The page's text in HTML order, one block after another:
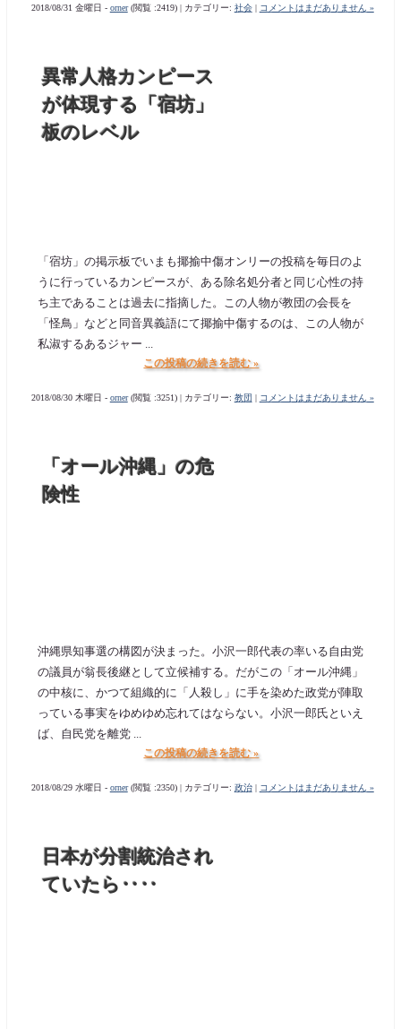
2018/08/31 金曜日 - orner(閲覧 :2419) | カテゴリー: 社会| コメントはまだありません »
異常人格カンピース
が体現する「宿坊」
板のレベル
「宿坊」の掲示板でいまも揶揄中傷オンリーの投稿を毎日のよ
うに行っているカンピースが、ある除名処分者と同じ心性の持
ち主であることは過去に指摘した。この人物が教団の会長を
「怪鳥」などと同音異義語にて揶揄中傷するのは、この人物が
私淑するあるジャー ...
この投稿の続きを読む »
2018/08/30 木曜日 - orner(閲覧 :3251) | カテゴリー: 教団 コメントはまだありません »
「オール沖縄」の危
険性
沖縄県知事選の構図が決まった。小沢一郎代表の率いる自由党
の議員が翁長後継として立候補する。だがこの「オール沖縄」
の中核に、かつて組織的に「人殺し」に手を染めた政党が陣取
っている事実をゆめゆめ忘れてはならない。小沢一郎氏といえ
ば、自民党を離党 ...
この投稿の続きを読む »
2018/08/29 水曜日 - orner(閲覧 :2350) | カテゴリー: 政治| コメントはまだありません »
日本が分割統治され
ていたら‥‥